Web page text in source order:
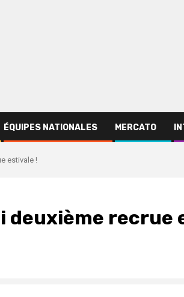
ÉQUIPES NATIONALES MERCATO
estivale !
deuxième recrue